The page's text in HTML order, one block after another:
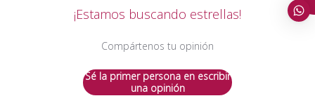
¡Estamos buscando estrellas!
Compártenos tu opinión
Sé la primer persona en escribir
una opinión